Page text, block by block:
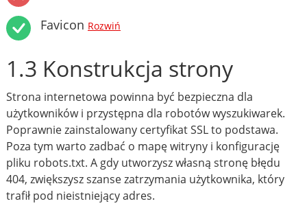
Favicon Rozwiń
1.3 Konstrukcja strony
Strona internetowa powinna być bezpieczna dla
użytkowników i przystępna dla robotów wyszukiwarek.
Poprawnie zainstalowany certyfikat SSL to podstawa.
Poza tym warto zadbać o mapę witryny i konfigurację
pliku robots.txt. A gdy utworzysz własną stronę błędu
404, zwiększysz szanse zatrzymania użytkownika, który
trafił pod nieistniejący adres.